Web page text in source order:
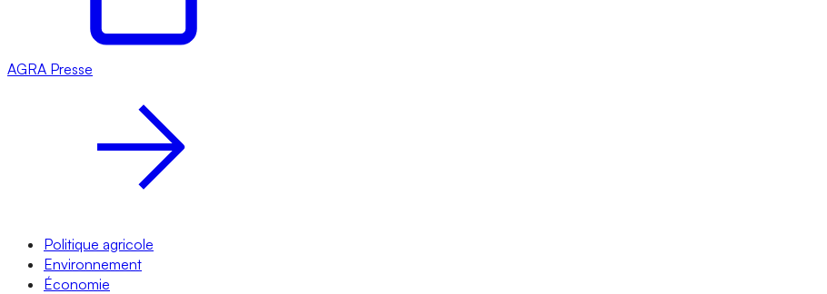
AGRA Presse
Politique agricole
Environnement
Économie